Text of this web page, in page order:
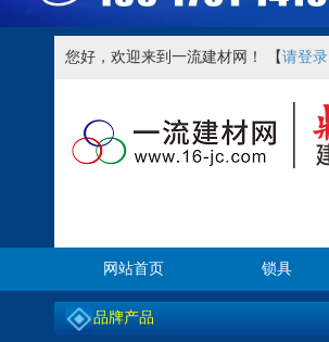
您好，欢迎来到一流建材网！ 【请登录
网站首页 锁具
品牌产品